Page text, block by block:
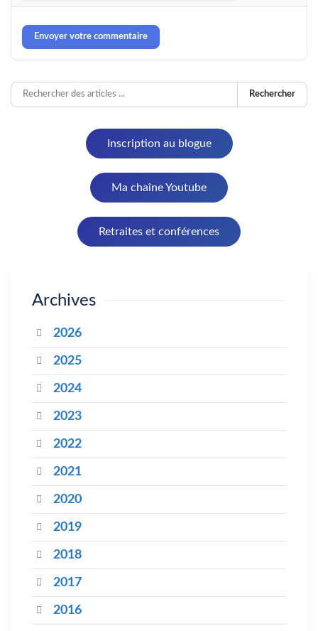
Envoyer votre commentaire
Rechercher
Inscription au blogue
Ma chaîne Youtube
Retraites et conférences
Archives
2026
2025
2024
2023
2022
2021
2020
2019
2018
2017
2016